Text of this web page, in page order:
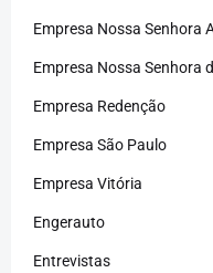
Empresa Nossa Senhora
Empresa Nossa Senhora
Empresa Redenção
Empresa São Paulo
Empresa Vitória
Engerauto
Entrevistas